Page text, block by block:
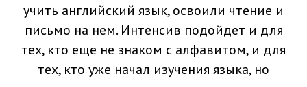
учить английский язык, освоили чтение и
письмо на нем. Интенсив подойдет и для
тех, кто еще не знаком с алфавитом, и для
тех, кто уже начал изучения языка, но